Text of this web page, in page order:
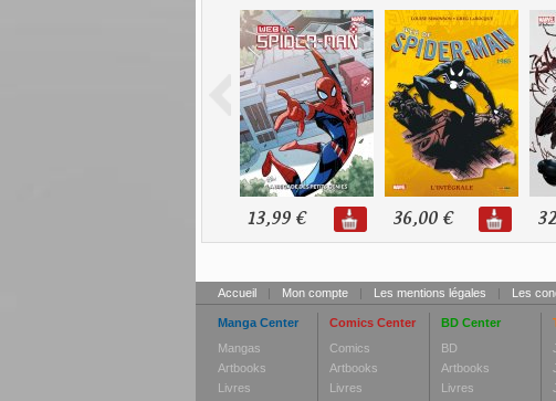
13,99 € 36,00 €
Accueil | Mon compte | Les mentions légales | Les
Manga Center
Mangas
Artbooks
Livres
Comics Center
Comics
Artbooks
Livres
BD Center
BD
Artbooks
Livres